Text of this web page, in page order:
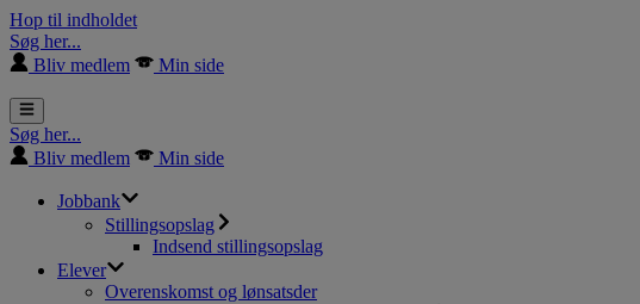
Hop til indholdet
Søg her...
Bliv medlem
Min side
Søg her...
Bliv medlem
Min side
Jobbank
Stillingsopslag
Indsend stillingsopslag
Elever
Overenskomst og lønsatsder